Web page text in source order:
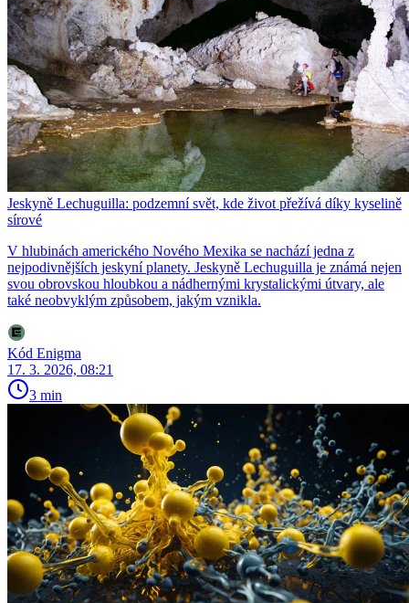
Jeskyně Lechuguilla: podzemní svět, kde život přežívá díky kyselině
sírové
V hlubinách amerického Nového Mexika se nachází jedna z
nejpodivnějších jeskyní planety. Jeskyně Lechuguilla je známá nejen
svou obrovskou hloubkou a nádhernými krystalickými útvary, ale
také neobvyklým způsobem, jakým vznikla.
Kód Enigma
17. 3. 2026, 08:21
3 min